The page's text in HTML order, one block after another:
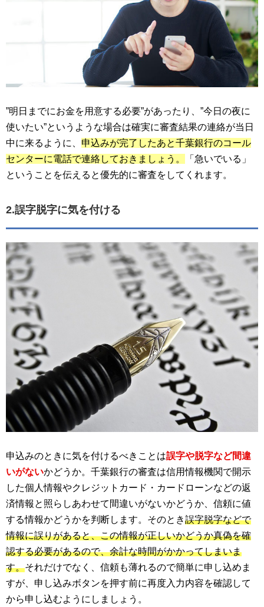
”明日までにお金を用意する必要”があったり、”今日の夜に
使いたい”というような場合は確実に審査結果の連絡が当日
中に来るように、 申込みが完了したあと千葉銀行のコール
センターに電話で連絡しておきましょう。
「急いでいる」
ということを伝えると優先的に審査をしてくれます。
2.誤字脱字に気を付ける
申込みのときに気を付けるべきことは誤字や脱字など間違
いがないかどうか。千葉銀行の審査は信用情報機関で開示
した個人情報やクレジットカード・カードローンなどの返
済情報と照らしあわせて間違いがないかどうか、信頼に値
する情報かどうかを判断します。そのとき誤字脱字などで
情報に誤りがあると、この情報が正しいかどうか真偽を確
認する必要があるので、余計な時間がかかってしまいま
す。それだけでなく、信頼も薄れるので簡単に申し込めま
すが、申し込みボタンを押す前に再度入力内容を確認して
から申し込むようにしましょう。